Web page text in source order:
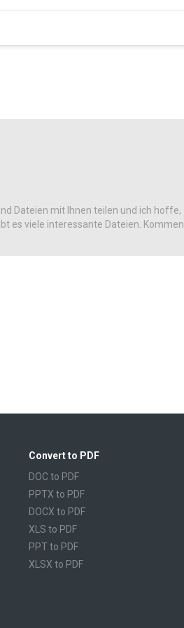
Dateien mit Ihnen teilen und ich hoffe,
es viele interessante Dateien. Kommen
Convert to PDF
DOC to PDF
PPTX to PDF
DOCX to PDF
XLS to PDF
PPT to PDF
XLSX to PDF